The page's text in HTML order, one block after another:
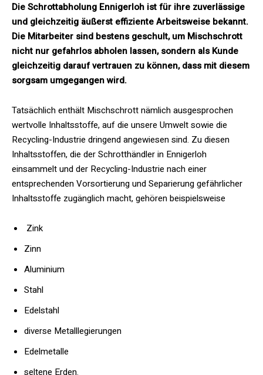
Die Schrottabholung Ennigerloh ist für ihre zuverlässige
und gleichzeitig äußerst effiziente Arbeitsweise bekannt.
Die Mitarbeiter sind bestens geschult, um Mischschrott
nicht nur gefahrlos abholen lassen, sondern als Kunde
gleichzeitig darauf vertrauen zu können, dass mit diesem
sorgsam umgegangen wird.
Tatsächlich enthält Mischschrott nämlich ausgesprochen
wertvolle Inhaltsstoffe, auf die unsere Umwelt sowie die
Recycling-Industrie dringend angewiesen sind. Zu diesen
Inhaltsstoffen, die der Schrotthändler in Ennigerloh
einsammelt und der Recycling-Industrie nach einer
entsprechenden Vorsortierung und Separierung gefährlicher
Inhaltsstoffe zugänglich macht, gehören beispielsweise
Zink
Zinn
Aluminium
Stahl
Edelstahl
diverse Metalllegierungen
Edelmetalle
seltene Erden.